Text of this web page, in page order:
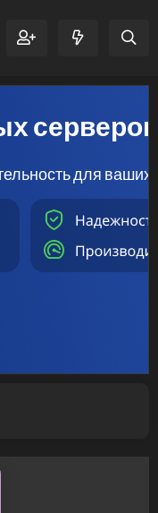
серверов
для ваших